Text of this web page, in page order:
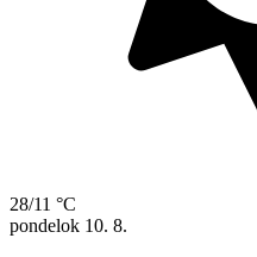
28/11 °C
pondelok 10. 8.